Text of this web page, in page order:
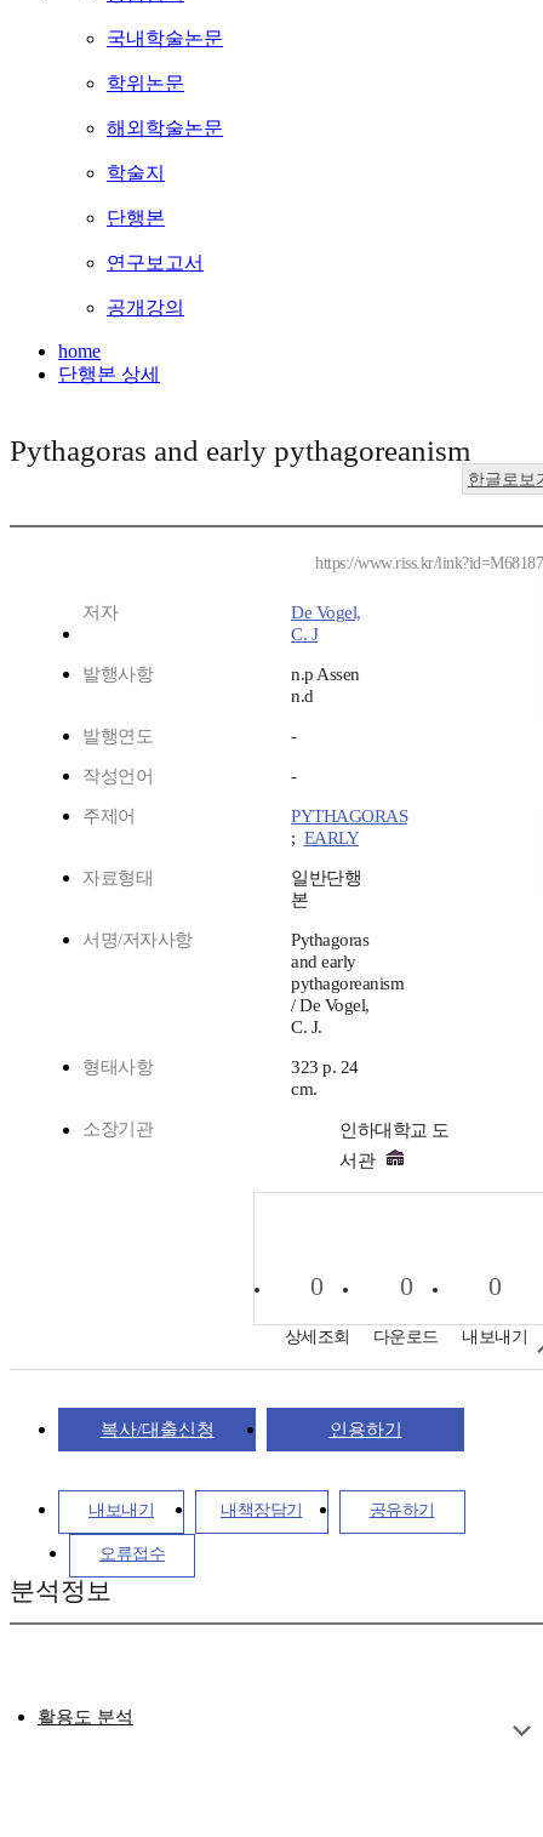
국내학술논문
학위논문
해외학술논문
학술지
단행본
연구보고서
공개강의
home
단행본 상세
Pythagoras and early pythagoreanism
한글로보
https://www.riss.kr/
저자
De Vogel,
C. J
발행사항
n.p Assen
n.d
발행연도 -
작성언어 -
주제어
PYTHAGORAS
; EARLY
자료형태
일반단행
본
서명/저자사항
Pythagoras
and early
pythagoreanism
/ De Vogel,
C. J.
형태사항
323 p. 24
cm.
소장기관
인하대학교 도
서관
0
상세조회
0
다운로드
0
내보내기
복사/대출신청 인용하기
내보내기 내책장담기 공유하기
오류접수
분석정보
활용도 분석